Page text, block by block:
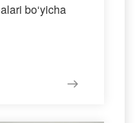
bo‘yicha